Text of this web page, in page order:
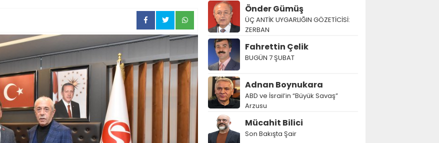
Önder Gümüş
ÜÇ ANTİK UYGARLIĞIN GÖZETİCİSİ:
ZERBAN
Fahrettin Çelik
BUGÜN 7 ŞUBAT
Adnan Boynukara
ABD ve İsrail’in “Büyük Savaş”
Arzusu
Mücahit Bilici
Son Bakışta Şair